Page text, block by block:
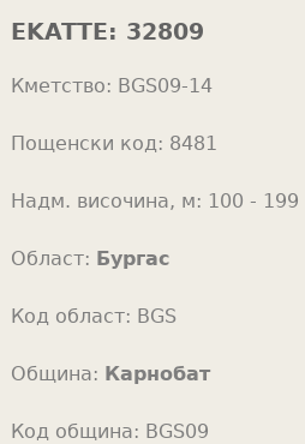
r
m
e
e
EKATTE: 32809
Кметство: BGS09-14
Пощенски код: 8481
Надм. височина, м: 100 - 199
Област: Бургас
Код област: BGS
Община: Карнобат
Код община: BGS09